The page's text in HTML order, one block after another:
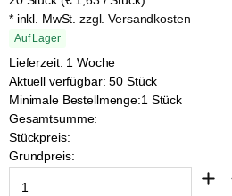
* inkl. MwSt.zzgl. Versandkosten
Auf Lager
Lieferzeit: 1 Woche
Aktuell verfügbar: 50 Stück
Minimale Bestellmenge:1 Stück
Gesamtsumme:
Stückpreis:
Grundpreis: